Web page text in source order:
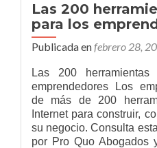
Las 200
para los
Publicada enfebrero 28,
Las 200
emprendedores Los
de más de 200
Internet para construir,
su negocio. Consulta
por Pro Quo Abogados